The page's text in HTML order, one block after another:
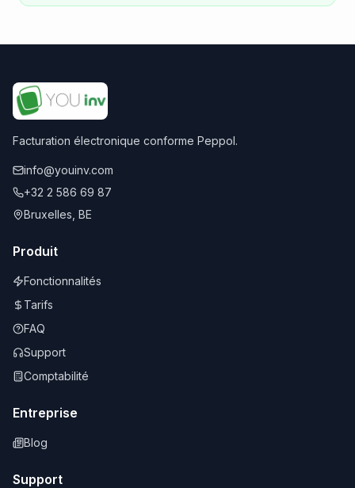
Facturation électronique conforme Peppol.
info@youinv.com
+32 2 586 69 87
Bruxelles, BE
Produit
Fonctionnalités
Tarifs
FAQ
Support
Comptabilité
Entreprise
Blog
Support